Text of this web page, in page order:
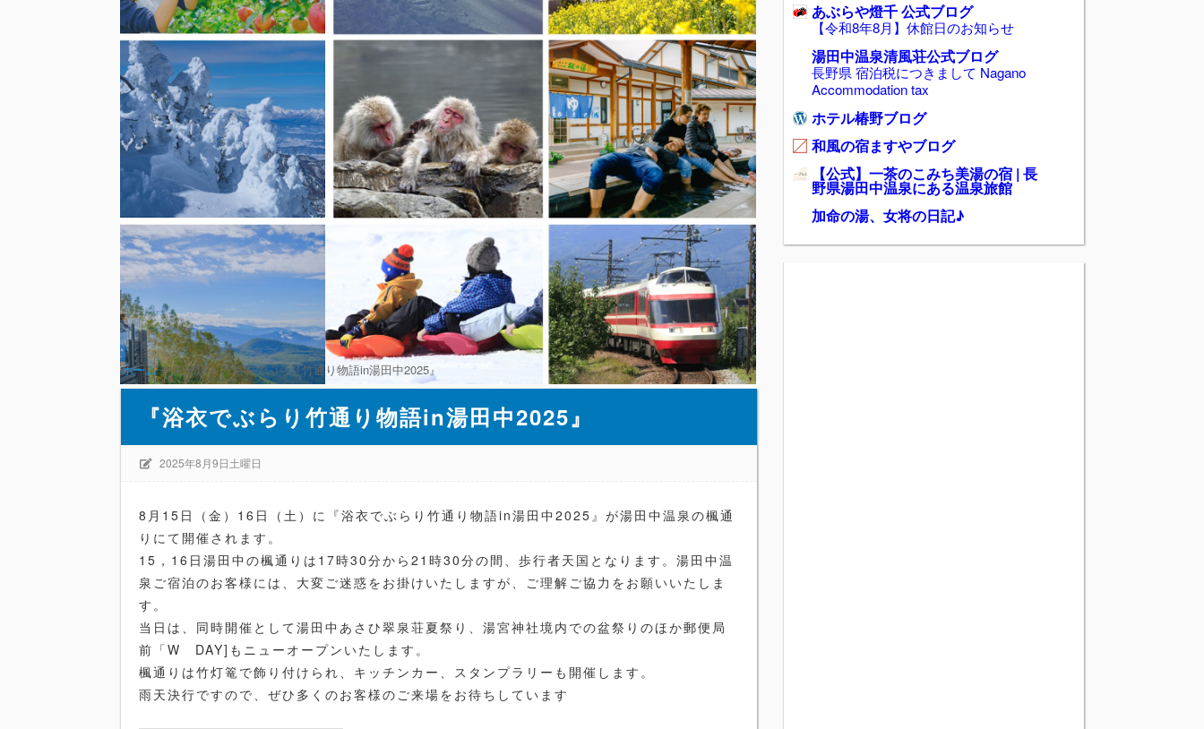
ホーム 未分類 『浴衣でぶらり竹通り物語in湯田中2025』
『浴衣でぶらり竹通り物語in湯田中2025』
2025年8月9日土曜日
8月15日（金）16日（土）に『浴衣でぶらり竹通り物語in湯田中2025』が湯田中温泉の楓通
りにて開催されます。
15，16日湯田中の楓通りは17時30分から21時30分の間、歩行者天国となります。湯田中温
泉ご宿泊のお客様には、大変ご迷惑をお掛けいたしますが、ご理解ご協力をお願いいたしま
す。
当日は、同時開催として湯田中あさひ翠泉荘夏祭り、湯宮神社境内での盆祭りのほか郵便局
前「W DAY]もニューオープンいたします。
楓通りは竹灯篭で飾り付けられ、キッチンカー、スタンプラリーも開催します。
雨天決行ですので、ぜひ多くのお客様のご来場をお待ちしています
あぶらや燈千 公式ブログ
【令和8年8月】休館日のお知らせ
湯田中温泉清風荘公式ブログ
長野県 宿泊税につきまして Nagano
Accommodation tax
ホテル椿野ブログ
和風の宿ますやブログ
【公式】一茶のこみち美湯の宿 | 長
野県湯田中温泉にある温泉旅館
加命の湯、女将の日記♪